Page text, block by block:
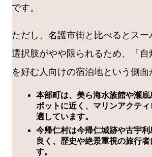
です。
ただし、名護市街と比べるとス
選択肢がやや限られるため、「自
を好む人向けの宿泊地という側面
本部町は、美ら海水族館や瀬
ポットに近く、マリンアクテ
適しています。
今帰仁村は今帰仁城跡や古宇
良く、歴史や絶景重視の旅行
す。